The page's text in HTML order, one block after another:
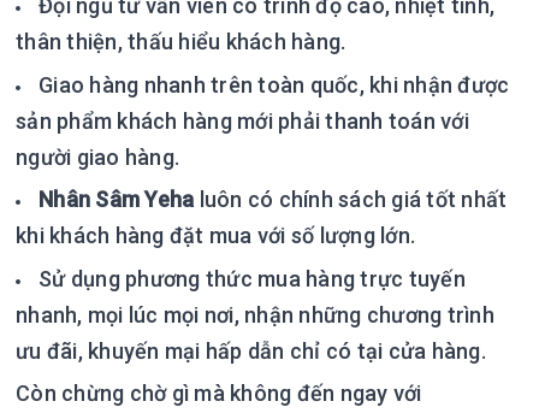
Đội ngũ tư vấn viên có trình độ cao, nhiệt tình,
thân thiện, thấu hiểu khách hàng.
Giao hàng nhanh trên toàn quốc, khi nhận được
sản phẩm khách hàng mới phải thanh toán với
người giao hàng.
Nhân Sâm Yehaluôn có chính sách giá tốt nhất
khi khách hàng đặt mua với số lượng lớn.
Sử dụng phương thức mua hàng trực tuyến
nhanh, mọi lúc mọi nơi, nhận những chương trình
ưu đãi, khuyến mại hấp dẫn chỉ có tại cửa hàng.
Còn chừng chờ gì mà không đến ngay với